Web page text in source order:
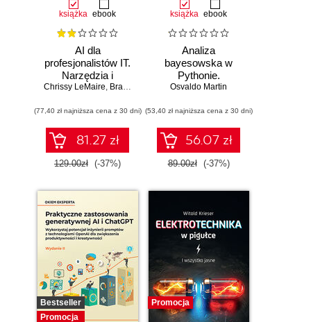
książka ebook
AI dla
profesjonalistów IT.
Narzędzia i
techniki
produktywność
Chrissy LeMaire, Brandon Abshire
(77,40 zł najniższa cena z 30 dni)
81.27 zł
129.00zł (-37%)
książka ebook
Analiza
bayesowska w
Pythonie.
Praktyczny
modelowaniu
probabilistycznym.
Wydanie III
Osvaldo Martin
(53,40 zł najniższa cena z 30 dni)
56.07 zł
89.00zł (-37%)
Bestseller
Promocja
Promocja